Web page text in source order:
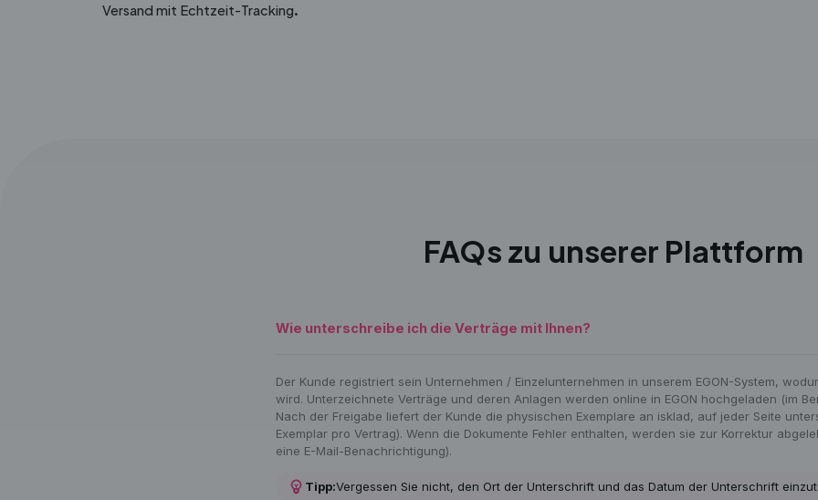
Versand mit Echtzeit-Tracking.
FAQs zu unserer Plattform
Wie unterschreibe ich die Verträge mit Ihnen?
Der Kunde registriert sein Unternehmen / Einzelunternehmen in unserem EGON-System,
wird. Unterzeichnete Verträge und deren Anlagen werden online in EGON hochgeladen (im
Nach der Freigabe liefert der Kunde die physischen Exemplare an isklad, auf jeder Seite
Exemplar pro Vertrag). Wenn die Dokumente Fehler enthalten, werden sie zur Korrektur
eine E-Mail-Benachrichtigung).
Tipp:Vergessen Sie nicht, den Ort der Unterschrift und das Datum der Unterschrift